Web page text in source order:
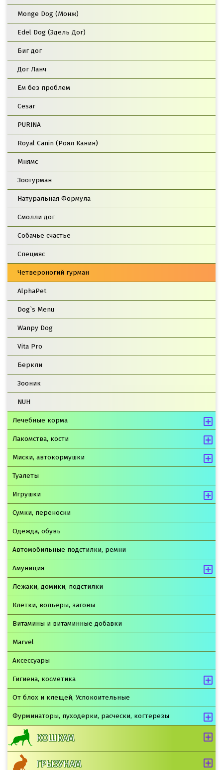
Monge Dog (Монж)
Edel Dog (Эдель Дог)
Биг дог
Дог Ланч
Ем без проблем
Cesar
PURINA
Royal Canin (Роял Канин)
Мнямс
Зоогурман
Натуральная Формула
Смолли дог
Собачье счастье
Спецмяс
Четвероногий гурман
AlphaPet
Dog`s Menu
Wanpy Dog
Vita Pro
Беркли
Зооник
NUH
Лечебные корма
Лакомства, кости
Миски, автокормушки
Туалеты
Игрушки
Сумки, переноски
Одежда, обувь
Автомобильные подстилки, ремни
Амуниция
Лежаки, домики, подстилки
Клетки, вольеры, загоны
Витамины и витаминные добавки
Marvel
Аксессуары
Гигиена, косметика
От блох и клещей, Успокоительные
Фурминаторы, пуходерки, расчески, когтерезы
КОШКАМ
ГРЫЗУНАМ